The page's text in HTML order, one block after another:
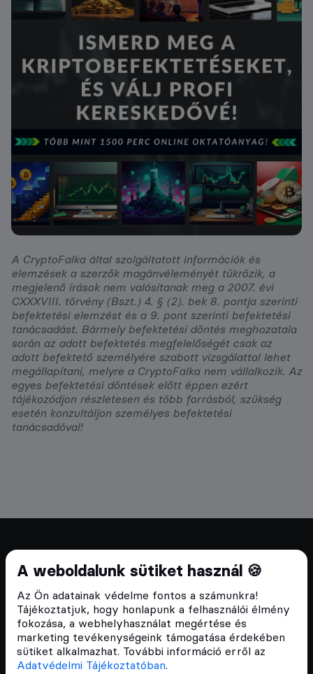
A weboldalunk sütiket használ 🍪
Az Ön adatainak védelme fontos a számunkra!
Tájékoztatjuk, hogy honlapunk a felhasználói élmény
fokozása, a webhelyhasználat megértése és
marketing tevékenységeink támogatása érdekében
sütiket alkalmazhat. További információ erről az
Adatvédelmi Tájékoztatóban.
A CryptoFalka által szolgáltatott információk és
elemzések a szerzők magánvéleményét tükrözik, a
megjelenő írások nem valósítanak meg a 2007. évi
CXXXVIII. törvény (Bszt.) 4. § (2). bek 8. pontja szerinti
befektetési elemzést és a 9. pont szerinti befektetési
tanácsadást. Bármely befektetési döntés meghozatala
során az adott befektetés megfelelőségét csak az
adott befektető személyére szabott vizsgálattal lehet
megállapítani, melyre a CryptoFalka nem vállalkozik. Az
egyes befektetési döntések előtt éppen ezért
tájékozódjon részletesen és több forrásból, szükség
esetén konzultáljon személyes befektetési
tanácsadóval!
Cryptofalka 2018 óta
Szívünkön viseljük a blokklánc technológia
népszerűsítését Magyarországon, ezért 2018 óta a
Cryptofalka célja, hogy biztosítsa a hazai közösség
és vállalatok digitális oktatását és fejlődését.